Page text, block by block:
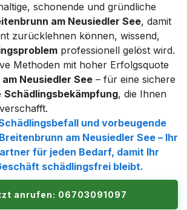
schonende und gründliche
am Neusiedler See, damit
zurücklehnen können, wissend,
professionell gelöst wird.
Methoden mit hoher Erfolgsquote
Neusiedler See – für eine sichere
Schädlingsbekämpfung, die Ihnen
und vorbeugende
Breitenbrunn am Neusiedler See – Ihr
für jeden Bedarf, damit Ihr
schädlingsfrei bleibt.
anrufen: 06703091097